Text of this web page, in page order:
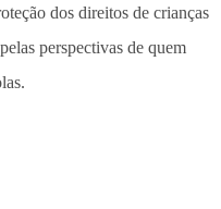
dos direitos de crianças
perspectivas de quem